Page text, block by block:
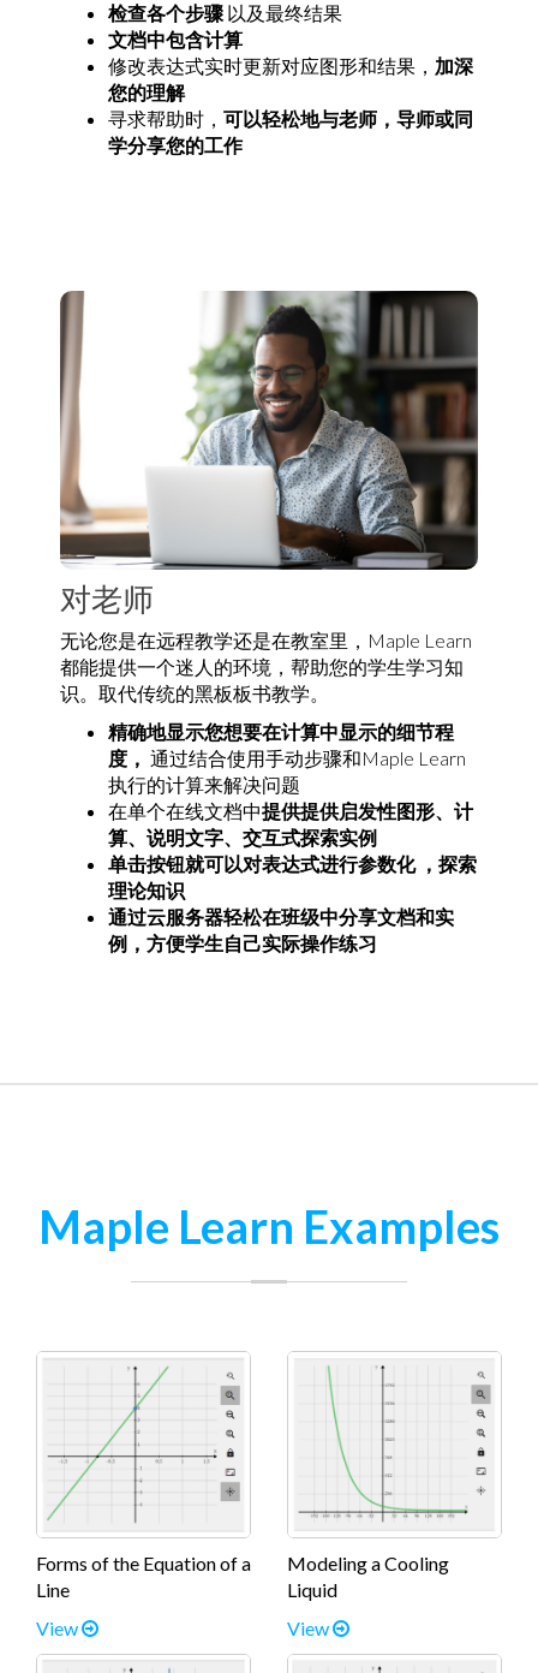
检查各个步骤 以及最终结果
文档中包含计算
修改表达式实时更新对应图形和结果， 加深
您的理解
寻求帮助时， 可以轻松地与老师，导师或同
学分享您的工作
对老师
无论您是在远程教学还是在教室里，Maple Learn
都能提供一个迷人的环境，帮助您的学生学习知
识。取代传统的黑板板书教学。
精确地显示您想要在计算中显示的细节程
度， 通过结合使用手动步骤和Maple Learn
执行的计算来解决问题
在单个在线文档中提供提供启发性图形、计
算、说明文字、交互式探索实例
单击按钮就可以对表达式进行参数化 ，探索
理论知识
通过云服务器轻松在班级中分享文档和实
例 ，方便学生自己实际操作练习
Maple Learn Examples
Forms of the Equation of a
Line
View
Modeling a Cooling
Liquid
View